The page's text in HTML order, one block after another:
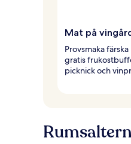
Mat på
Provsmaka
gratis
picknick och